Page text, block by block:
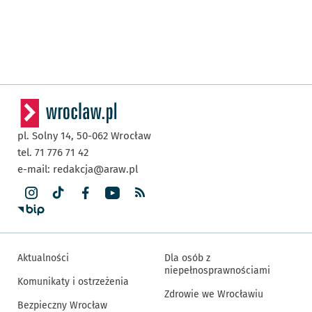
pl. Solny 14, 50-062 Wrocław
tel. 71 776 71 42
e-mail: redakcja@araw.pl
Aktualności
Komunikaty i ostrzeżenia
Bezpieczny Wrocław
Dla osób z
niepełnosprawnościami
Zdrowie we Wrocławiu